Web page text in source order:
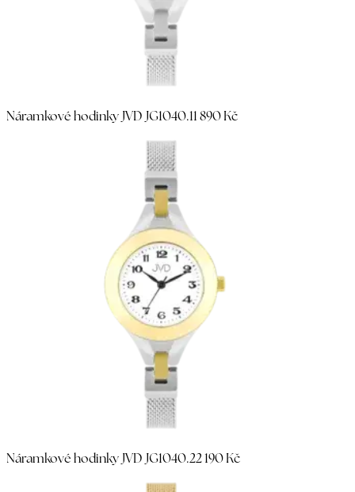
Náramkové hodinky JVD JG1040.11 890 Kč
Náramkové hodinky JVD JG1040.22 190 Kč